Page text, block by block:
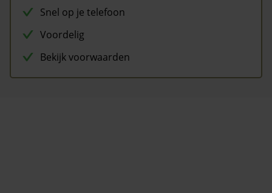
Snel op je telefoon
Voordelig
Bekijk voorwaarden